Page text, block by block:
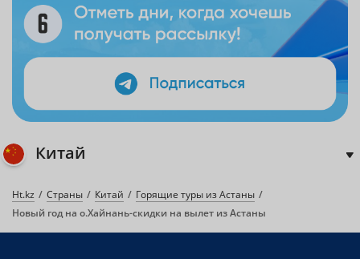
Китай
Ht.kz Страны Китай
Горящие туры из Астаны
Новый год на о.Хайнань-скидки на вылет из Астаны